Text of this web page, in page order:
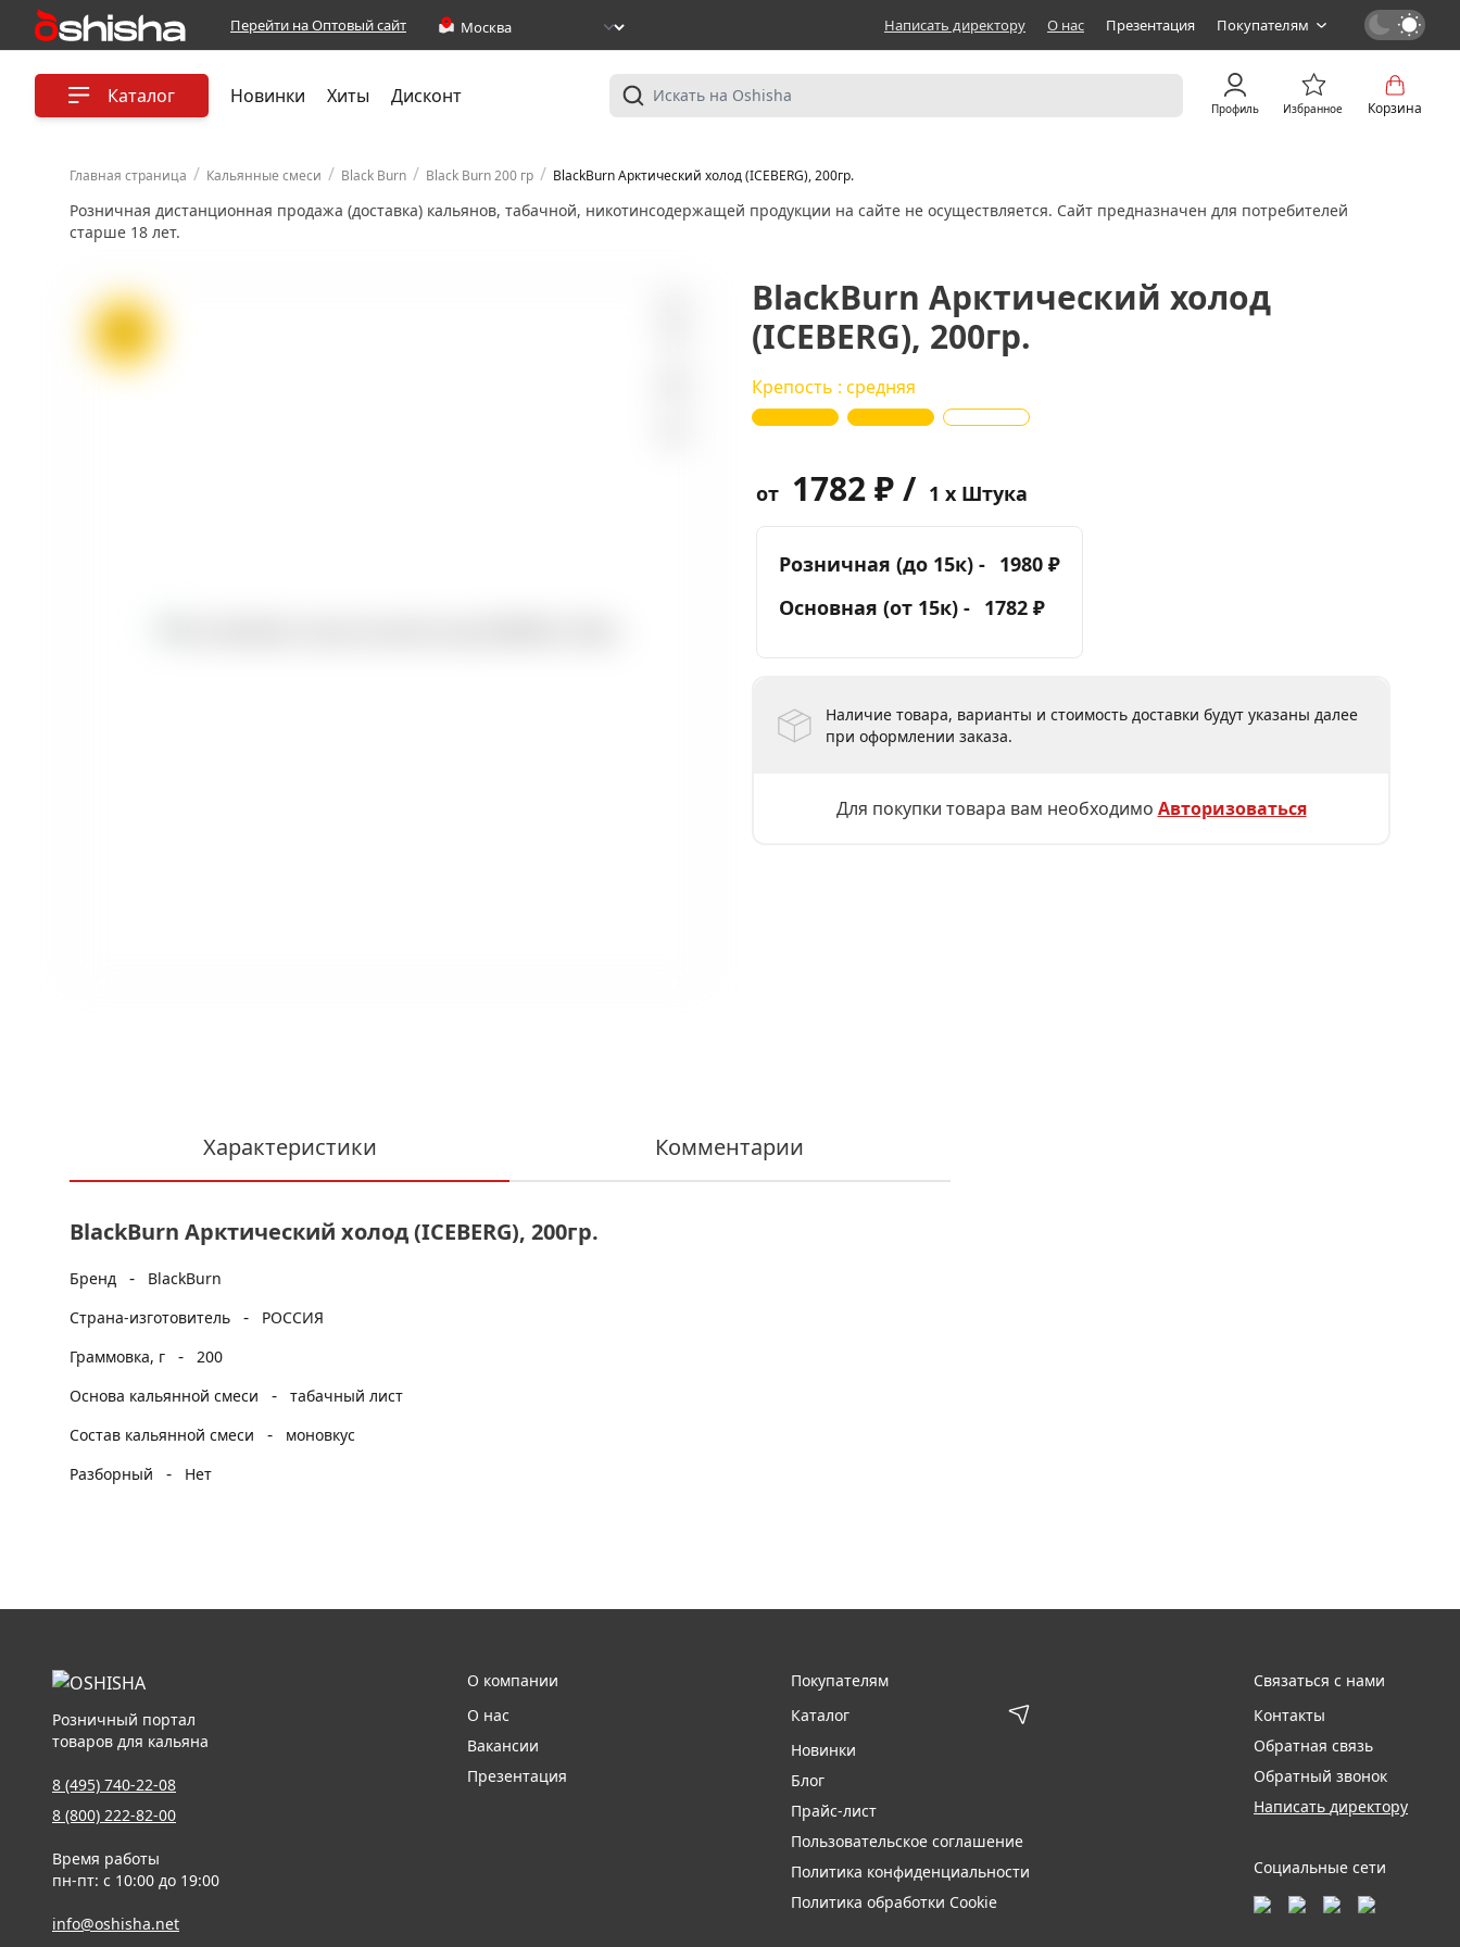
Перейти на Оптовый сайт Написать директору О нас Презентация Покупателям
Каталог Новинки Хиты Дисконт
Профиль Избранное Корзина
Главная страница / Кальянные смеси / Black Burn / Black Burn 200 гр / BlackBurn Арктический холод (ICEBERG), 200гр.
Розничная дистанционная продажа (доставка) кальянов, табачной, никотинсодержащей продукции на сайте не осуществляется. Сайт предназначен для потребителей
старше 18 лет.
BlackBurn Арктический холод
(ICEBERG), 200гр.
Крепость : средняя
от 1782 ₽ / 1 x Штука
Розничная (до 15к) - 1980 ₽
Основная (от 15к) - 1782 ₽
Наличие товара, варианты и стоимость доставки будут указаны далее
при оформлении заказа.
Для покупки товара вам необходимо Авторизоваться
Характеристики Комментарии
BlackBurn Арктический холод (ICEBERG), 200гр.
Бренд -
BlackBurn
Страна-изготовитель
-
РОССИЯ
Граммовка, г
- 200
Основа кальянной смеси
- табачный лист
Состав кальянной смеси
-
моновкус
Разборный
- Нет
Розничный портал
товаров для кальяна
8 (495) 740-22-08
8 (800) 222-82-00
Время работы
пн-пт: с 10:00 до 19:00
info@oshisha.net
О компании
О нас
Вакансии
Презентация
Покупателям
Каталог
Новинки
Блог
Прайс-лист
Пользовательское соглашение
Политика конфиденциальности
Политика обработки Cookie
Связаться с нами
Контакты
Обратная связь
Обратный звонок
Написать директору
Социальные сети